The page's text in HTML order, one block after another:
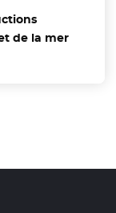
de la mer